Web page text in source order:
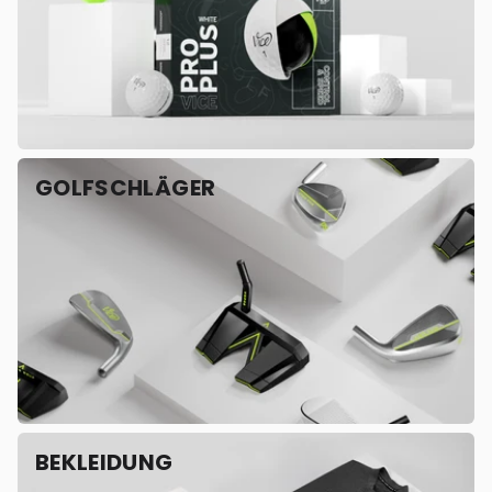
GOLFSCHLÄGER
BEKLEIDUNG